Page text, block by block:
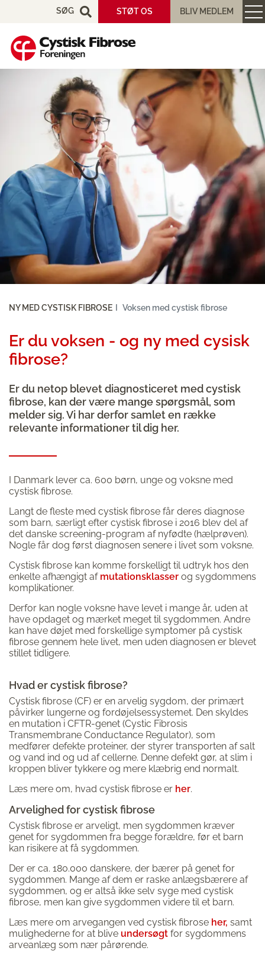
SØG STØT OS BLIV MEDLEM
NY MED CYSTISK FIBROSE Voksen med cystisk fibrose
Er du voksen - og ny med cysisk
fibrose?
Er du netop blevet diagnosticeret med cystisk
fibrose, kan der være mange spørgsmål, som
melder sig. Vi har derfor samlet en række
relevante informationer til dig her.
I Danmark lever ca. 600 børn, unge og voksne med
cystisk fibrose.
Langt de fleste med cystisk fibrose får deres diagnose
som barn, særligt efter cystisk fibrose i 2016 blev del af
det danske screening-program af nyfødte (hælprøven).
Nogle får dog først diagnosen senere i livet som voksne.
Cystisk fibrose kan komme forskelligt til udtryk hos den
enkelte afhængigt af mutationsklasser og sygdommens
komplikationer.
Derfor kan nogle voksne have levet i mange år, uden at
have opdaget og mærket meget til sygdommen. Andre
kan have døjet med forskellige symptomer på cystisk
fibrose gennem hele livet, men uden diagnosen er blevet
stillet tidligere.
Hvad er cystisk fibrose?
Cystisk fibrose (CF) er en arvelig sygdom, der primært
påvirker lungerne og fordøjelsessystemet. Den skyldes
en mutation i CFTR-genet (Cystic Fibrosis
Transmembrane Conductance Regulator), som
medfører defekte proteiner, der styrer transporten af salt
og vand ind og ud af cellerne. Denne defekt gør, at slim i
kroppen bliver tykkere og mere klæbrig end normalt.
Læs mere om, hvad cystisk fibrose er her.
Arvelighed for cystisk fibrose
Cystisk fibrose er arveligt, men sygdommen kræver
genet for sygdommen fra begge forældre, før et barn
kan risikere at få sygdommen.
Der er ca. 180.000 danskere, der bærer på genet for
sygdommen. Mange af dem er raske anlægsbærere af
sygdommen, og er altså ikke selv syge med cystisk
fibrose, men kan give sygdommen videre til et barn.
Læs mere om arvegangen ved cystisk fibrose her, samt
mulighederne for at blive undersøgt for sygdommens
arveanlæg som nær pårørende.